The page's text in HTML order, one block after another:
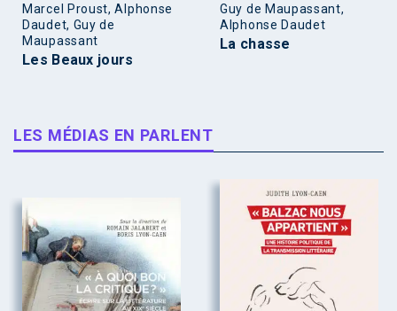
Marcel Proust, Alphonse
Daudet, Guy de
Maupassant
Les Beaux jours
Guy de Maupassant,
Alphonse Daudet
La chasse
LES MÉDIAS EN PARLENT